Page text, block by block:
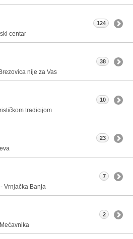
centar
124
nije za Vas
38
tradicijom
10
23
Vrnjačka Banja
7
2